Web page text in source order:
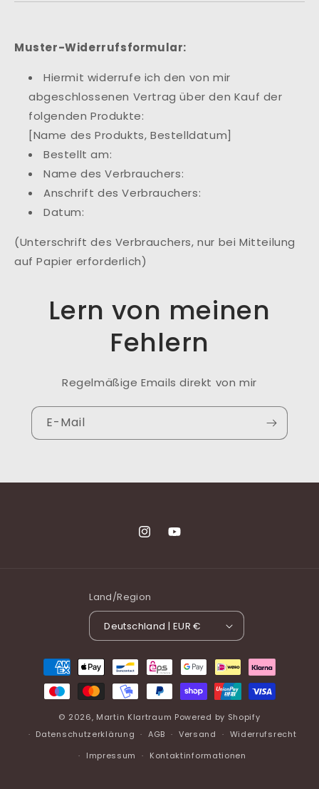
Muster-Widerrufsformular:
Hiermit widerrufe ich den von mir
abgeschlossenen Vertrag über den Kauf der
folgenden Produkte:
[Name des Produkts, Bestelldatum]
Bestellt am:
Name des Verbrauchers:
Anschrift des Verbrauchers:
Datum:
(Unterschrift des Verbrauchers, nur bei Mitteilung
auf Papier erforderlich)
Lern von meinen
Fehlern
Regelmäßige Emails direkt von mir
E-Mail
InstagramYouTube
Land/Region
Deutschland | EUR €
Zahlungsmethoden
© 2026, Martin Klartraum Powered by Shopify
Datenschutzerklärung
AGB Versand
Widerrufsrecht
Impressum
Kontaktinformationen